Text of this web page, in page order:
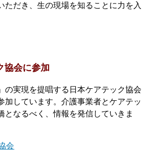
ただき、生の現場を知ることに力を入
協会に参加
の実現を提唱する日本ケアテック協会
加しています。介護事業者とケアテッ
となるべく、情報を発信していきま
会